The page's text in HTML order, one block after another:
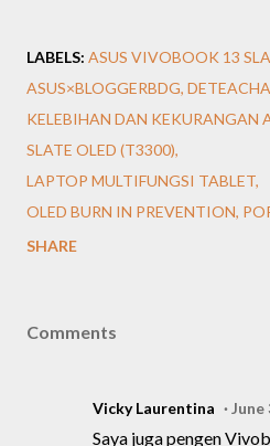
LABELS: ASUS VIVOBOOK 13
ASUS×BLOGGERBDG
KELEBIHAN DAN KEKURANGAN
SLATE OLED (T3300)
LAPTOP MULTIFUNGSI TABLET
OLED BURN IN PREVENTION
SHARE
Comments
Vicky Laurentina June
Saya juga pengen